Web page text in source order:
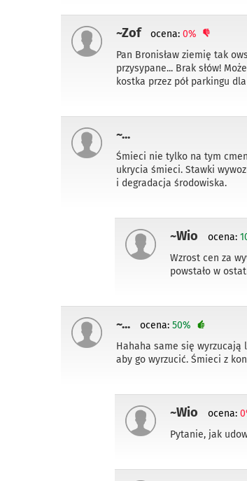
~Zof ocena: 0%
Pan Bronisław ziemię tak
przysypane... Brak słów!
kostka przez pół parkingu
~...
Śmieci nie tylko na tym
ukrycia śmieci. Stawki
i degradacja środowiska.
~Wio ocena:
Wzrost cen za
powstało w
~... ocena: 50%
Hahaha same się
aby go wyrzucić. Śmieci z
~Wio ocena:
Pytanie, jak